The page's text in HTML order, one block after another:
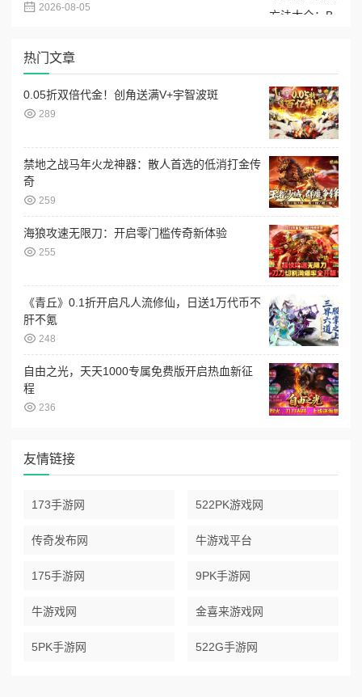
2026-08-05
热门文章
0.05折双倍代金！创角送满V+宇智波斑
289
禁地之战马年火龙神器：散人首选的低消打金传
奇
259
海狼攻速无限刀：开启零门槛传奇新体验
255
《青丘》0.1折开启凡人流修仙，日送1万代币不
肝不氪
248
自由之光，天天1000专属免费版开启热血新征
程
236
友情链接
173手游网 522PK游戏网
传奇发布网 牛游戏平台
175手游网 9PK手游网
牛游戏网 金喜来游戏网
5PK手游网 522G手游网